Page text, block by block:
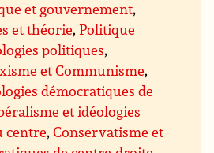
et gouvernement,
et théorie,Politique
politiques,
et Communisme,
démocratiques de
et idéologies
centre,Conservatisme et